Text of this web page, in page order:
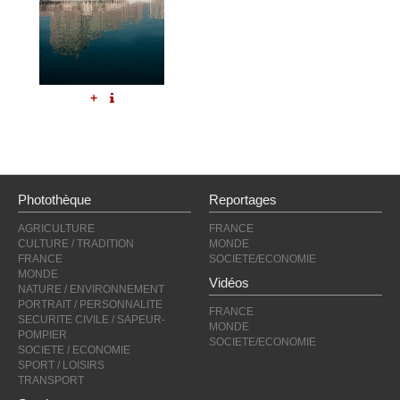
+
Photothèque
AGRICULTURE
CULTURE / TRADITION
FRANCE
MONDE
NATURE / ENVIRONNEMENT
PORTRAIT / PERSONNALITE
SECURITE CIVILE / SAPEUR-
POMPIER
SOCIETE / ECONOMIE
SPORT / LOISIRS
TRANSPORT
Reportages
FRANCE
MONDE
SOCIETE/ECONOMIE
Vidéos
FRANCE
MONDE
SOCIETE/ECONOMIE